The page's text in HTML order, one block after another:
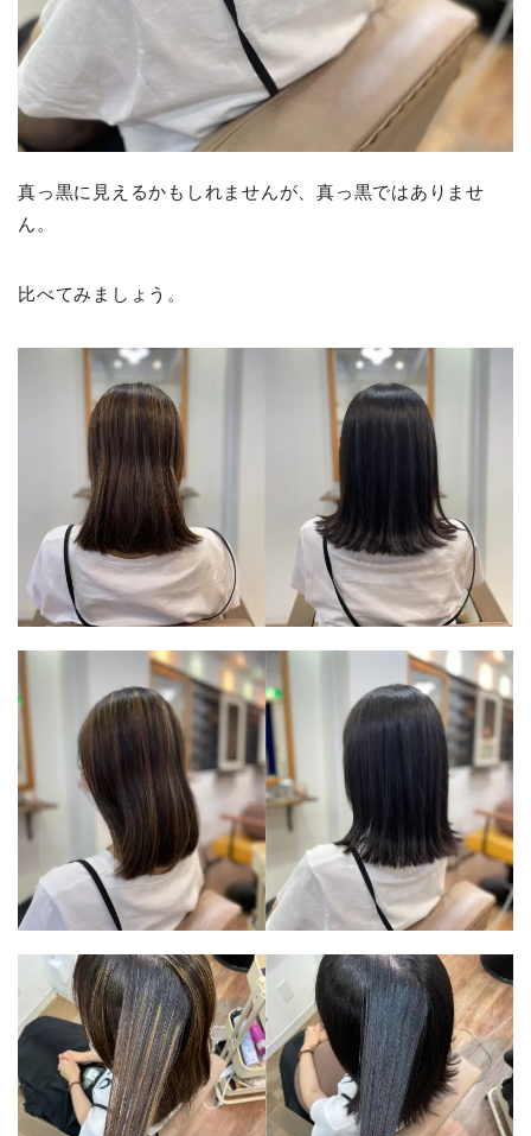
真っ黒に見えるかもしれませんが、真っ黒ではありませ
ん。
比べてみましょう。